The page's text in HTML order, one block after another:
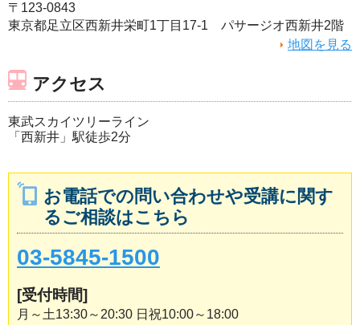
〒123-0843
東京都足立区西新井栄町1丁目17-1 パサージオ西新井2階
地図を見る
アクセス
東武スカイツリーライン
「西新井」駅徒歩2分
お電話での問い合わせや受講に関す
るご相談はこちら
03-5845-1500
[受付時間]
月～土13:30～20:30 日祝10:00～18:00